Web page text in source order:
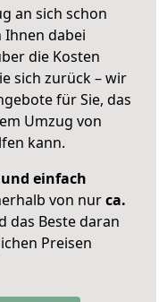
an sich schon
dabei
die Kosten
sich zurück – wir
für Sie, das
Umzug von
kann.
einfach
von nurca.
das Beste daran
Preisen